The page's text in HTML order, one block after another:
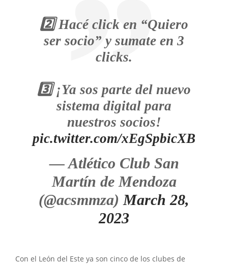
2️⃣ Hacé click en “Quiero
ser socio” y sumate en 3
clicks.
3️⃣ ¡Ya sos parte del nuevo
sistema digital para
nuestros socios!
pic.twitter.com/xEgSpbicXB
— Atlético Club San
Martín de Mendoza
(@acsmmza) March 28,
2023
Con el León del Este ya son cinco de los clubes de